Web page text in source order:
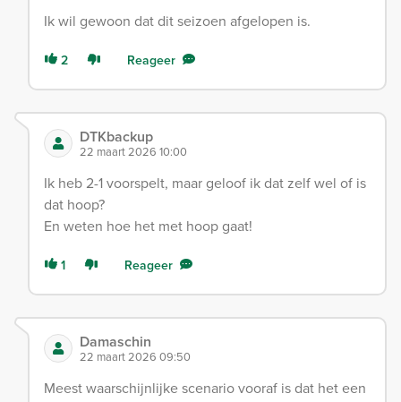
Ik wil gewoon dat dit seizoen afgelopen is.
2 Reageer
DTKbackup
22 maart 2026 10:00
Ik heb 2-1 voorspelt, maar geloof ik dat zelf wel of is
dat hoop?
En weten hoe het met hoop gaat!
1 Reageer
Damaschin
22 maart 2026 09:50
Meest waarschijnlijke scenario vooraf is dat het een